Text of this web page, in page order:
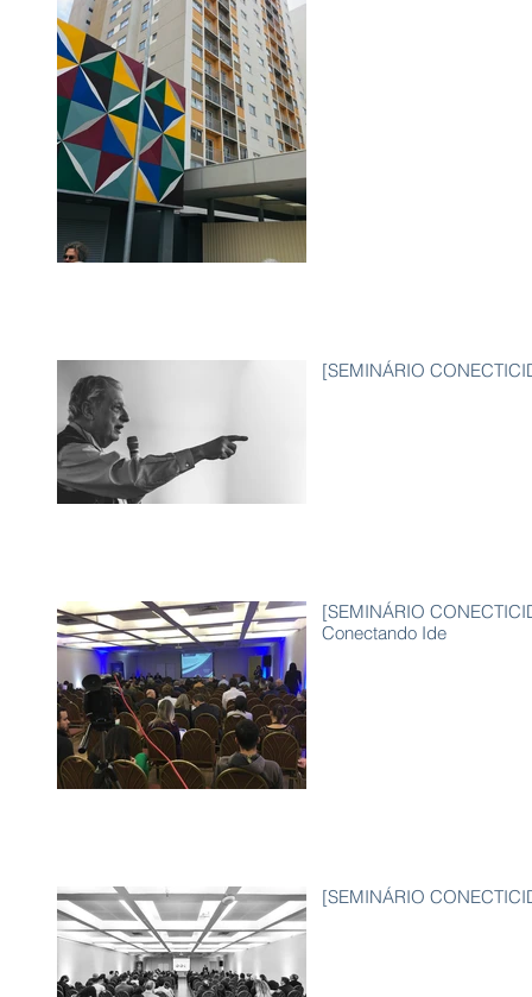
[SEMINÁRIO
[SEMINÁRIO
Conectando Ide
[SEMINÁRIO